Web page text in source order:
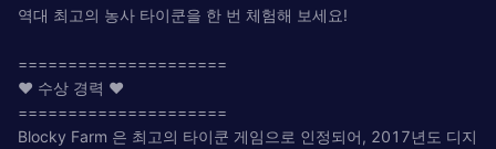
역대 최고의 농사 타이쿤을 한 번 체험해 보세요!
=====================
❤ 수상 경력 ❤
=====================
Blocky Farm 은 최고의 타이쿤 게임으로 인정되어, 2017년도 디지